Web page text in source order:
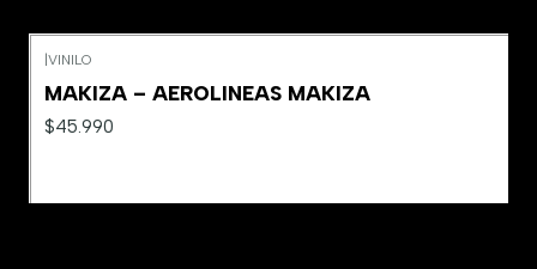
VINILO
MAKIZA – AEROLINEAS MAKIZA
$45.990